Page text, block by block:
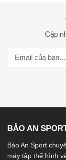
Cập
BẢO AN
Bảo An Sport
máy tập thể hình